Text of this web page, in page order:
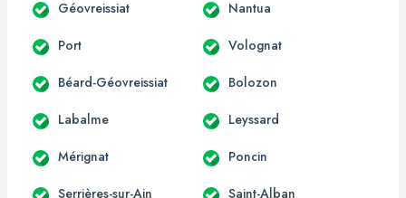
Géovreissiat Nantua
Port Volognat
Béard-Géovreissiat Bolozon
Labalme Leyssard
Mérignat Poncin
Serrières-sur-Ain Saint-Alban